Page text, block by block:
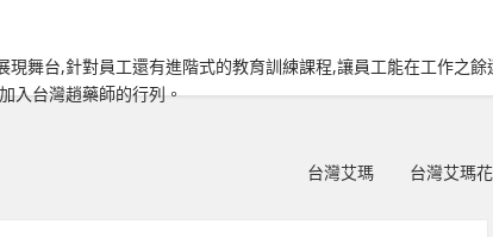
舞台,針對員工還有進階式的教育訓練課程,讓員工能在工作之
入台灣趙藥師的行列。
台灣艾瑪 台灣艾瑪